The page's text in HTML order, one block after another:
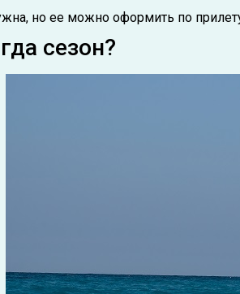
но ее можно оформить по
сезон?